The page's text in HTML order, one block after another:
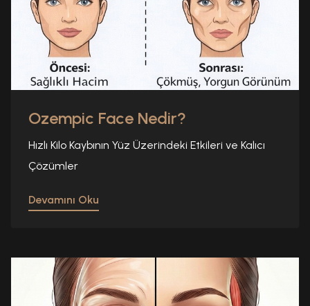
Ozempic Face Nedir?
Hızlı Kilo Kaybının Yüz Üzerindeki Etkileri ve Kalıcı
Çözümler
Devamını Oku